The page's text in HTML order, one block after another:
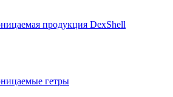
продукция DexShell
гетры